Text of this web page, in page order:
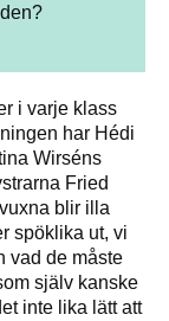
i varje klass
har Hédi
Wirséns
Fried
blir illa
spöklika ut, vi
vad de måste
själv kanske
inte lika lätt att